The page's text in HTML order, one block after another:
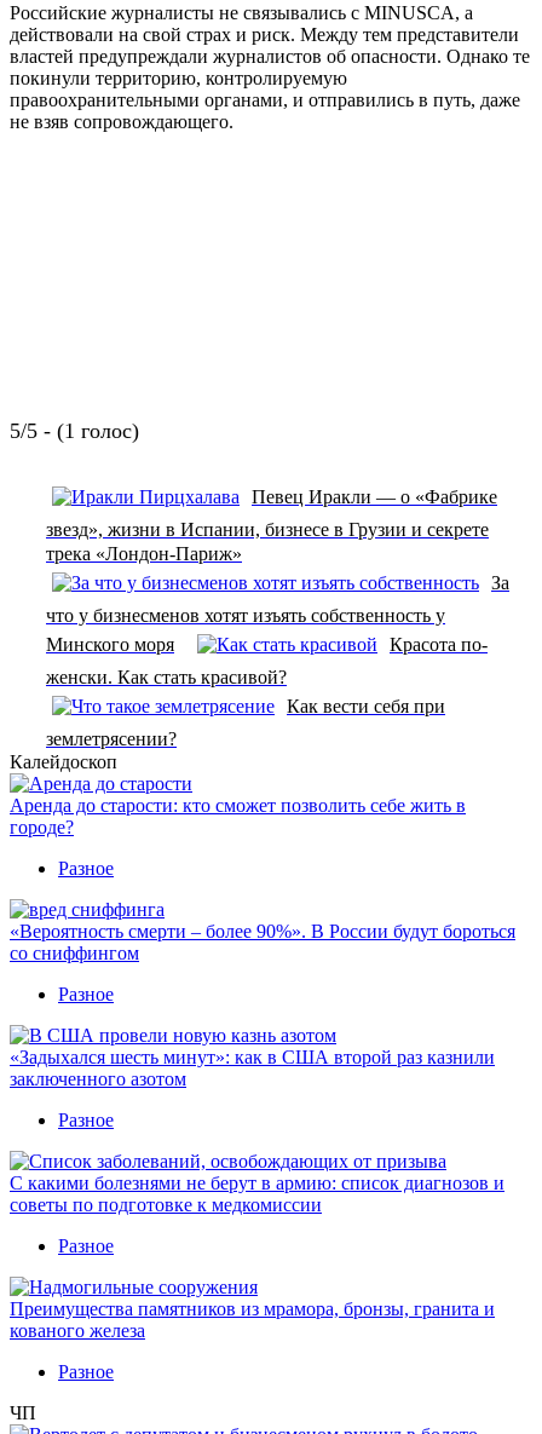
Российские журналисты не связывались с MINUSCA, а
действовали на свой страх и риск. Между тем представители
властей предупреждали журналистов об опасности. Однако те
покинули территорию, контролируемую
правоохранительными органами, и отправились в путь, даже
не взяв сопровождающего.
5/5 - (1 голос)
Певец Иракли — о «Фабрике
звезд», жизни в Испании, бизнесе в Грузии и секрете
трека «Лондон-Париж»
За
что у бизнесменов хотят изъять собственность у
Минского моря
Красота по-
женски. Как стать красивой?
Как вести себя при
землетрясении?
Калейдоскоп
Аренда до старости: кто сможет позволить себе жить в
городе?
Разное
«Вероятность смерти – более 90%». В России будут бороться
со сниффингом
Разное
«Задыхался шесть минут»: как в США второй раз казнили
заключенного азотом
Разное
С какими болезнями не берут в армию: список диагнозов и
советы по подготовке к медкомиссии
Разное
Преимущества памятников из мрамора, бронзы, гранита и
кованого железа
Разное
ЧП